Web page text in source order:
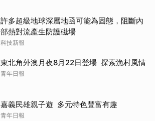
許多超級地球深層地函可能為固態，阻斷內
部熱對流產生防護磁場
科技新報
東北角外澳月夜8月22日登場 探索漁村風情
青年日報
嘉義民雄親子遊 多元特色豐富有趣
青年日報